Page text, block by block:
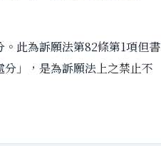
。此為訴願法第82條第1項但書
」，是為訴願法上之禁止不